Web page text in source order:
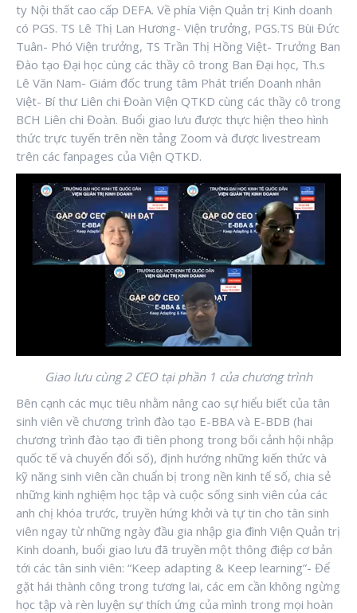
ty Nội thất cao cấp DEFA. Về phía Viện Quản trị Kinh doanh
có PGS. TS Lê Thị Lan Hương- Viện trưởng, PGS.TS Bùi Đức
Tuân- Phó Viện trưởng, TS Trần Thị Hồng Việt- Trưởng Ban
Đào tạo Đại học cùng các thầy cô trong Ban Đại học, Th.s
Lê Văn Nam- Giám đốc trung tâm Phát triển Doanh nhân
Việt- Bí thư Liên chi Đoàn Viện QTKD cùng các thầy cô trong
BCH Liên chi Đoàn. Buổi giao lưu được thực hiện theo hình
thức trực tuyến trên nền tảng Zoom và được livestream
trên các fanpages của Viện QTKD.
Giao lưu cùng 2 CEO tại phần 1 của chương trình
Bên cạnh các mục tiêu nhằm nâng cao sự hiểu biết của tân
sinh viên về chương trình đào tạo E-BBA và E-BDB (hai
chương trình đào tạo đi tiên phong trong bối cảnh hội nhập
quốc tế và chuyển đổi số), định hướng những kiến thức và
kỹ năng sinh viên cần chuẩn bị trong nền kinh tế số, chia sẻ
những kinh nghiệm học tập và cuộc sống sinh viên của các
anh chị khóa trước, truyền hứng khởi và tự tin cho tân sinh
viên ngay từ những ngày đầu gia nhập gia đình Viện Quản trị
Kinh doanh, buổi giao lưu đã truyền một thông điệp cơ bản
tới các tân sinh viên: “Keep adapting & Keep learning”- Để
gặt hái thành công trong tương lai, các em cần không ngừng
học tập và rèn luyện sự thích ứng của mình trong mọi hoàn